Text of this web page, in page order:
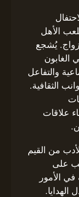
الأهل
يُشجع
الغابون
والتفاعل
الثقافية.
علاقات
من القيم
على
في الأمور
الهدايا.